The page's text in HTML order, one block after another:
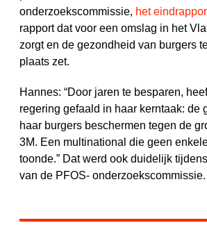
onderzoekscommissie, het
rapport dat voor een omslag in het
zorgt en de gezondheid van burgers
plaats zet.
Hannes: “Door jaren te besparen,
regering gefaald in haar kerntaak: de
haar burgers beschermen tegen de
3M. Een multinational die geen
toonde.” Dat werd ook duidelijk
van de PFOS- onderzoekscommissie.